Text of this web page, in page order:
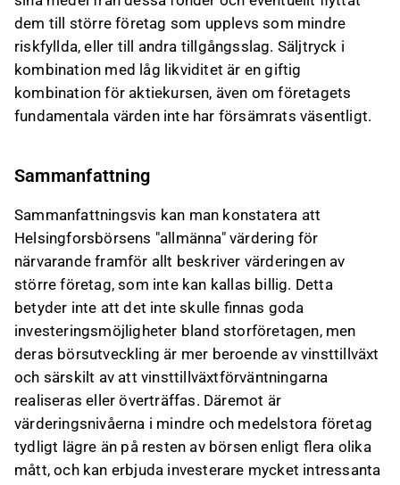
dem till större företag som upplevs som mindre
riskfyllda, eller till andra tillgångsslag. Säljtryck i
kombination med låg likviditet är en giftig
kombination för aktiekursen, även om företagets
fundamentala värden inte har försämrats väsentligt.
Sammanfattning
Sammanfattningsvis kan man konstatera att
Helsingforsbörsens "allmänna" värdering för
närvarande framför allt beskriver värderingen av
större företag, som inte kan kallas billig. Detta
betyder inte att det inte skulle finnas goda
investeringsmöjligheter bland storföretagen, men
deras börsutveckling är mer beroende av vinsttillväxt
och särskilt av att vinsttillväxtförväntningarna
realiseras eller överträffas. Däremot är
värderingsnivåerna i mindre och medelstora företag
tydligt lägre än på resten av börsen enligt flera olika
mått, och kan erbjuda investerare mycket intressanta